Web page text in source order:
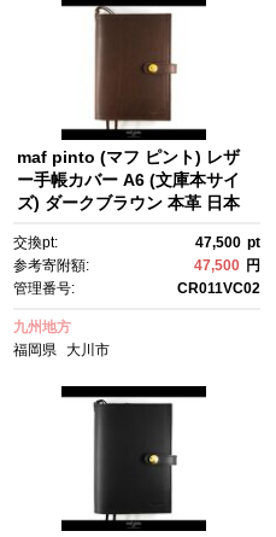
maf pinto (マフ ピント) レザ
ー手帳カバー A6 (文庫本サイ
ズ) ダークブラウン 本革 日本
交換pt: 47,500 pt
参考寄附額:
47,500 円
管理番号:
CR011VC02
九州地方
福岡県 大川市